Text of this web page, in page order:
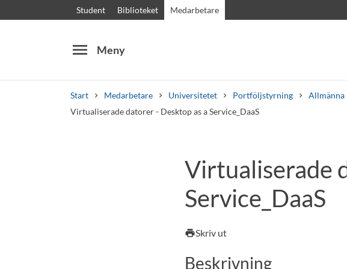
Student Biblioteket Medarbetare
menu Meny
Start Medarbetare Universitetet Portföljstyrning Allmänna
Virtualiserade datorer - Desktop as a Service_DaaS
Kursplaner Välkomstbrev Personal
Virtualiserade
Service_DaaS
printSkriv ut
Beskrivning